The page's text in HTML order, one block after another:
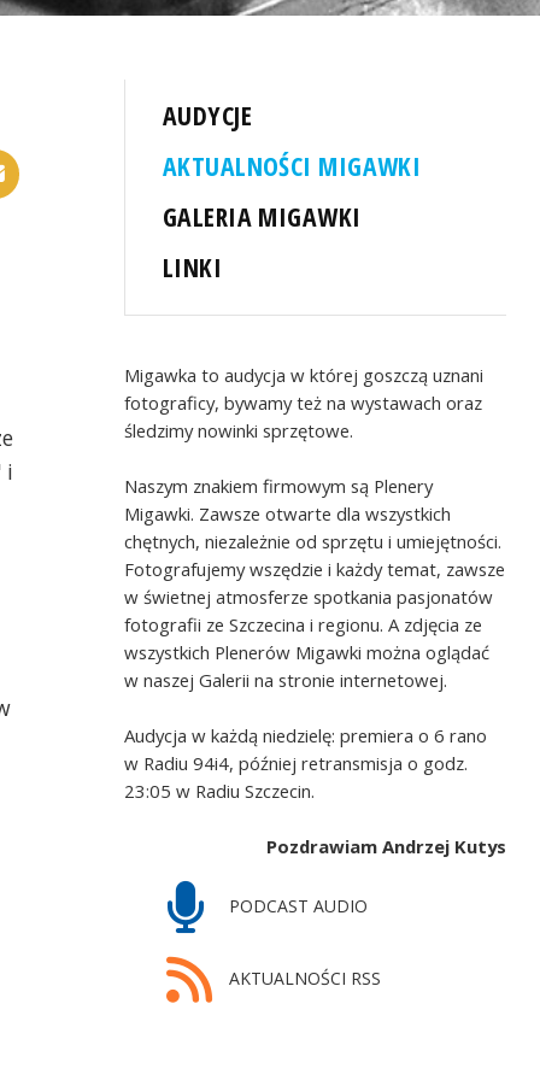
i
AUDYCJE
AKTUALNOŚCI MIGAWKI
GALERIA MIGAWKI
LINKI
Migawka to audycja w której goszczą uznani
fotograficy, bywamy też na wystawach oraz
śledzimy nowinki sprzętowe.
Naszym znakiem firmowym są Plenery
Migawki. Zawsze otwarte dla wszystkich
chętnych, niezależnie od sprzętu i umiejętności.
Fotografujemy wszędzie i każdy temat, zawsze
w świetnej atmosferze spotkania pasjonatów
fotografii ze Szczecina i regionu. A zdjęcia ze
wszystkich Plenerów Migawki można oglądać
w naszej Galerii na stronie internetowej.
Audycja w każdą niedzielę: premiera o 6 rano
w Radiu 94i4, później retransmisja o godz.
23:05 w Radiu Szczecin.
Pozdrawiam Andrzej Kutys
PODCAST AUDIO
AKTUALNOŚCI RSS